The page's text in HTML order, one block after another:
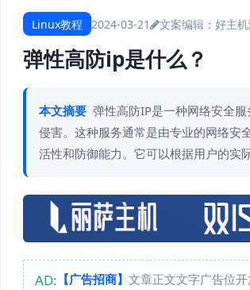
Linux教程 2024-03-21 文案编辑：好主
弹性高防ip是什么？
本文摘要 弹性高防IP是一种网络安全
侵害。这种服务通常是由专业的网络安
活性和防御能力。它可以根据用户的实
AD: 【广告招商】 文章正文文字广告位